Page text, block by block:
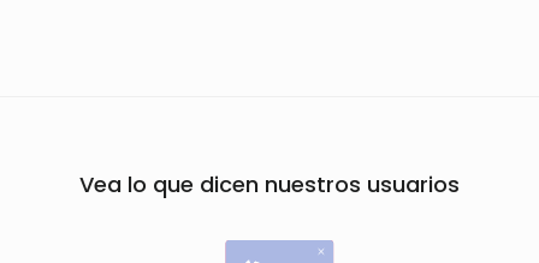
Vea lo que dicen nuestros usuarios